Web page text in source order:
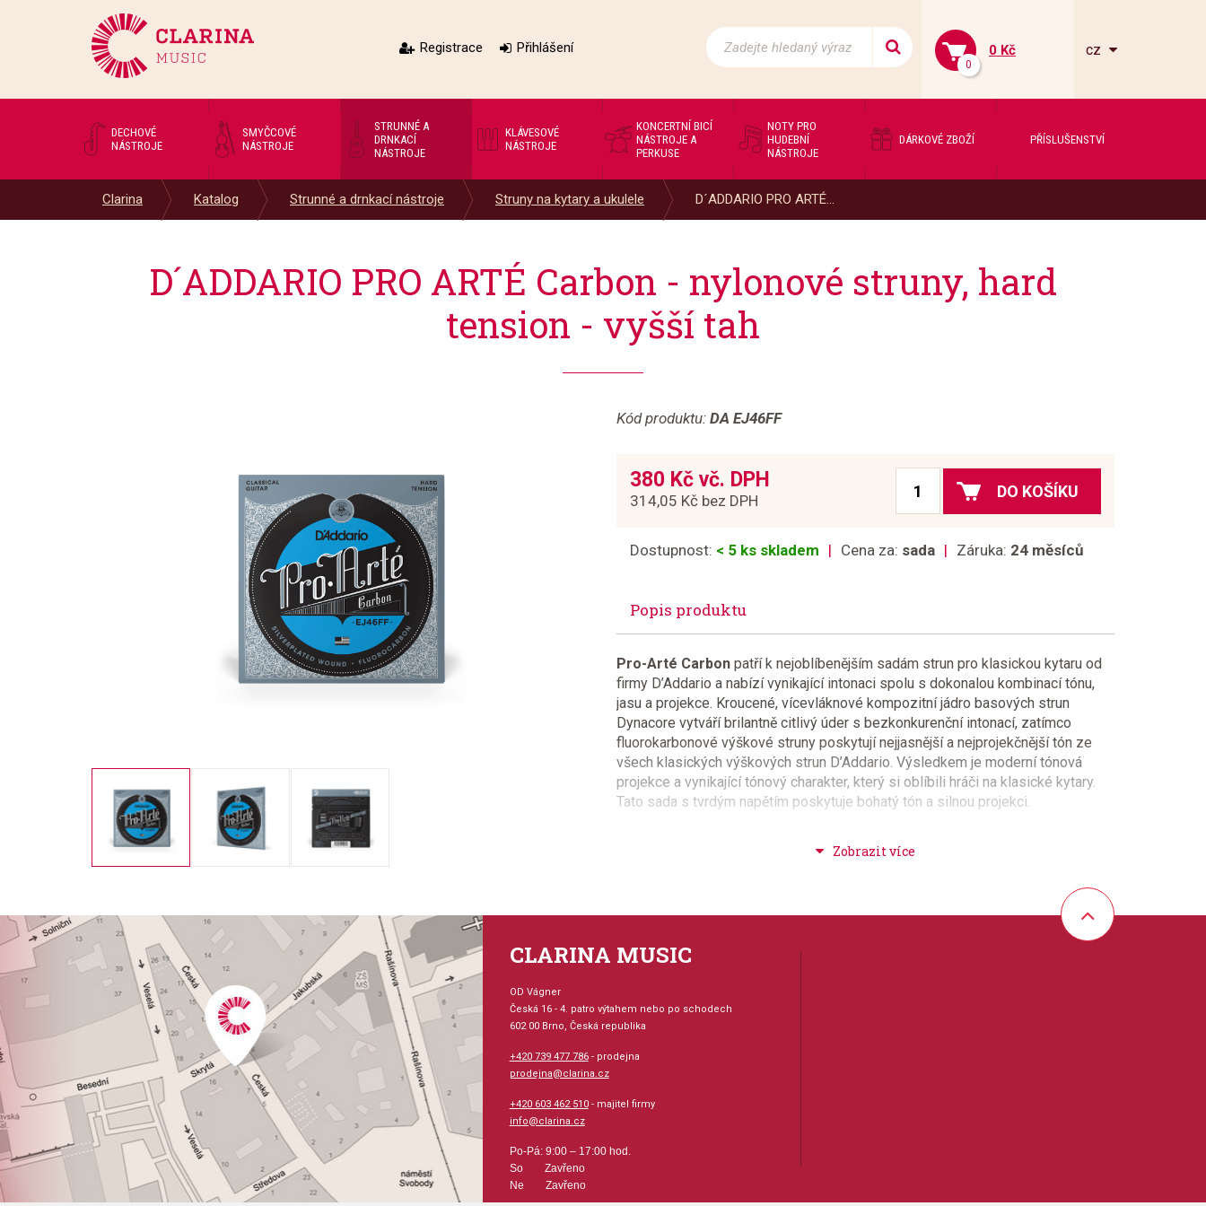
Registrace Přihlášení
0
0 Kč cz
DECHOVÉ
NÁSTROJE
SMYČCOVÉ
NÁSTROJE
STRUNNÉ A
DRNKACÍ
NÁSTROJE
KLÁVESOVÉ
NÁSTROJE
KONCERTNÍ BICÍ
NÁSTROJE A
PERKUSE
NOTY PRO
HUDEBNÍ
NÁSTROJE
DÁRKOVÉ ZBOŽÍ PŘÍSLUŠENSTVÍ
Clarina Katalog Strunné a drnkací nástroje Struny na kytary a ukulele D´ADDARIO PRO ARTÉ...
D´ADDARIO PRO ARTÉ Carbon - nylonové struny, hard
tension - vyšší tah
Kód produktu: DA EJ46FF
380 Kč vč. DPH
314,05 Kč bez DPH
DO KOŠÍKU
Dostupnost: < 5 ks skladem Cena za: sada Záruka: 24 měsíců
Popis produktu
Pro-Arté Carbon patří k nejoblíbenějším sadám strun pro klasickou kytaru od
firmy D’Addario a nabízí vynikající intonaci spolu s dokonalou kombinací tónu,
jasu a projekce. Kroucené, vícevláknové kompozitní jádro basových strun
Dynacore vytváří brilantně citlivý úder s bezkonkurenční intonací, zatímco
fluorokarbonové výškové struny poskytují nejjasnější a nejprojekčnější tón ze
všech klasických výškových strun D’Addario. Výsledkem je moderní tónová
projekce a vynikající tónový charakter, který si oblíbili hráči na klasické kytary.
Tato sada s tvrdým napětím poskytuje bohatý tón a silnou projekci.
CLARINA MUSIC
OD Vágner
Česká 16 - 4. patro výtahem nebo po schodech
602 00 Brno, Česká republika
+420 739 477 786- prodejna
prodejna@clarina.cz
+420 603 462 510- majitel firmy
info@clarina.cz
Po-Pá: 9:00 – 17:00 hod.
So Zavřeno
Ne Zavřeno